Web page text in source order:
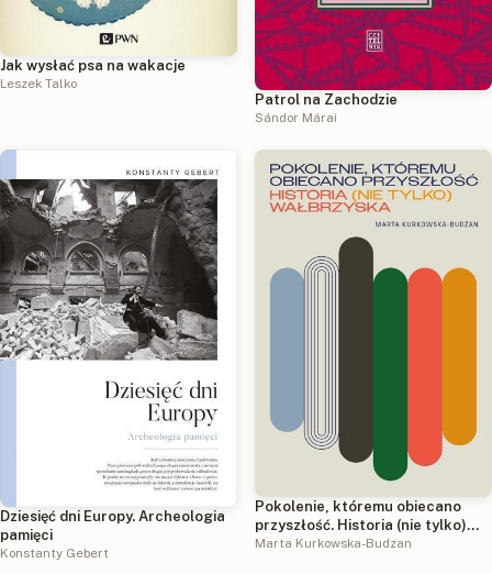
Jak wysłać psa na wakacje
Leszek Talko
Patrol na Zachodzie
Sándor Márai
Dziesięć dni Europy. Archeologia
pamięci
Konstanty Gebert
Pokolenie, któremu obiecano
przyszłość. Historia (nie tylko)
wałbrzyska
Marta Kurkowska-Budzan